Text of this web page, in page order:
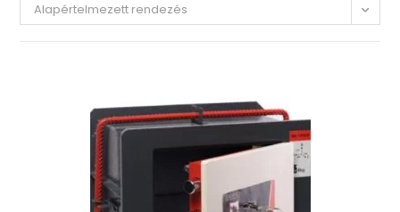
Alapértelmezett rendezés